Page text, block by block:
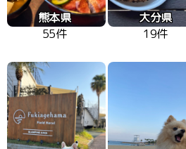
熊本県
55件
大分県
19件